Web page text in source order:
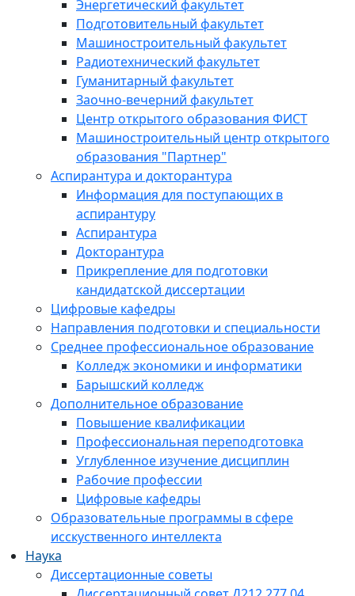
Энергетический факультет
Подготовительный факультет
Машиностроительный факультет
Радиотехнический факультет
Гуманитарный факультет
Заочно-вечерний факультет
Центр открытого образования ФИСТ
Машиностроительный центр открытого
образования "Партнер"
Аспирантура и докторантура
Информация для поступающих в
аспирантуру
Аспирантура
Докторантура
Прикрепление для подготовки
кандидатской диссертации
Цифровые кафедры
Направления подготовки и специальности
Среднее профессиональное образование
Колледж экономики и информатики
Барышский колледж
Дополнительное образование
Повышение квалификации
Профессиональная переподготовка
Углубленное изучение дисциплин
Рабочие профессии
Цифровые кафедры
Образовательные программы в сфере
исскуственного интеллекта
Наука
Диссертационные советы